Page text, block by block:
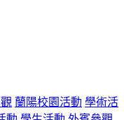
蘭陽校園活動 學術活